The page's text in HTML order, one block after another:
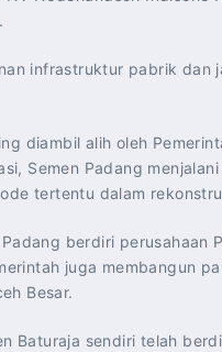
infrastruktur pabrik dan
diambil alih oleh
Semen Padang
tertentu dalam
berdiri perusahaan
juga membangun
Besar.
Baturaja sendiri telah